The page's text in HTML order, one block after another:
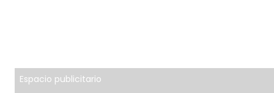
Espacio publicitario